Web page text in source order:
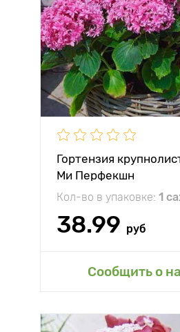
Гортензия
Ми Перфекшн
Кол-во в упаковке: 1
38.99 руб
Сообщить о